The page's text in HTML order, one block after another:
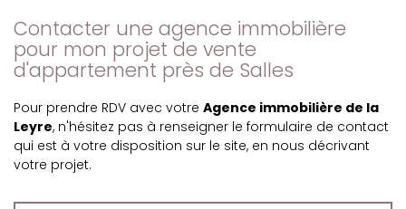
Contacter une agence immobilière
pour mon projet de vente
d'appartement près de Salles
Pour prendre RDV avec votre Agence immobilière de la
Leyre, n'hésitez pas à renseigner le formulaire de contact
qui est à votre disposition sur le site, en nous décrivant
votre projet.